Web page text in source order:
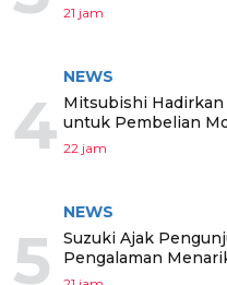
21 jam
4
NEWS
Mitsubishi
untuk Pembelian
22 jam
5
NEWS
Suzuki Ajak
Pengalaman